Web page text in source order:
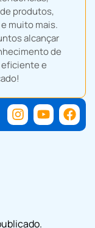
produtos,
muito mais.
alcançar
de
e